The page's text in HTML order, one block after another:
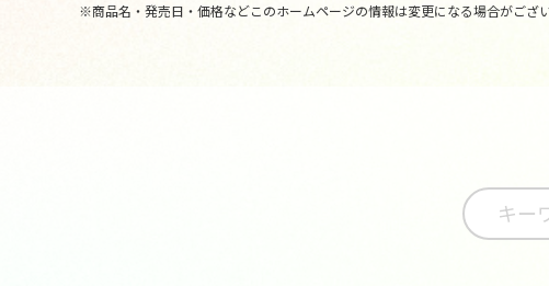
※商品名・発売日・価格などこのホームページの情報は変更になる場合がござ